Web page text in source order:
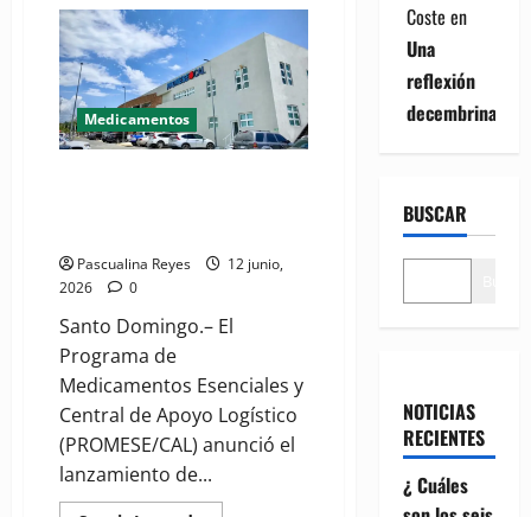
celebra
avances
en
la
región
para
agilizar
acceso
del
mecanismo
Medicamentos
Pascualina Reyes
12 junio,
2026
0
Santo Domingo.– El
Programa de
Medicamentos Esenciales y
Central de Apoyo Logístico
(PROMESE/CAL) anunció el
lanzamiento de...
Coste en
Una
reflexión
decembrina
BUSCAR
NOTICIAS
RECIENTES
¿ Cuáles